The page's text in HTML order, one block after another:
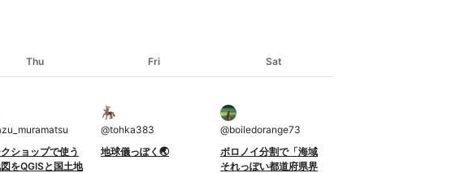
Thu Fri Sat
ショップで使う
をQGISと国土地
@tohka383
地球儀っぽく🌏
@boiledorange73
ボロノイ分割で「海域
それっぽい都道府県界